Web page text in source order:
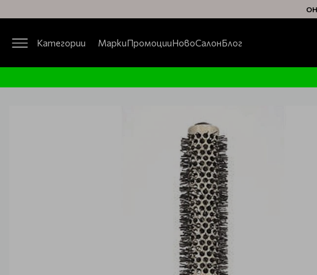
Категории МаркиПромоцииНовоСалонБлог